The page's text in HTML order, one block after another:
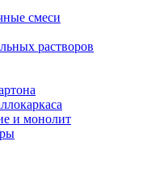
смеси
растворов
и монолит